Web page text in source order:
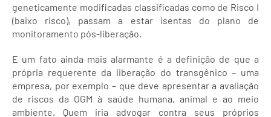
geneticamente modificadas classificadas como de Risco I
(baixo risco), passam a estar isentas do plano de
monitoramento pós-liberação.
E um fato ainda mais alarmante é a definição de que a
própria requerente da liberação do transgênico – uma
empresa, por exemplo – que deve apresentar a avaliação
de riscos da OGM à saúde humana, animal e ao meio
ambiente. Quem iria advogar contra seus próprios